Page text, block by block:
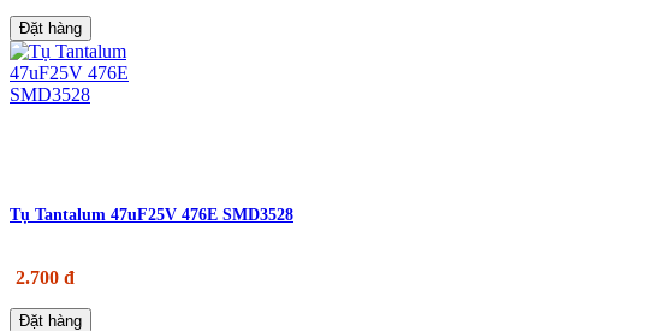
Đặt hàng
Tụ Tantalum 47uF25V 476E SMD3528
2.700 đ
Đặt hàng